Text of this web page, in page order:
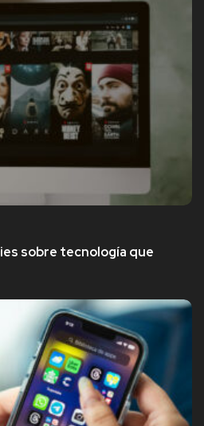
sobre tecnología que